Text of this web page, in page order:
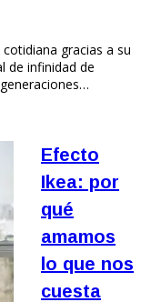
gracias a su
de infinidad de
Efecto
Ikea: por
qué
amamos
lo que nos
cuesta